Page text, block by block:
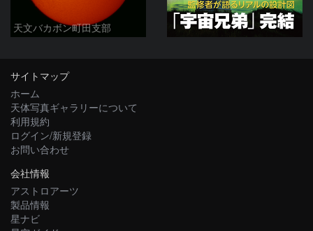
天文バカボン町田支部
サイトマップ
ホーム
天体写真ギャラリーについて
利用規約
ログイン/新規登録
お問い合わせ
会社情報
アストロアーツ
製品情報
星ナビ